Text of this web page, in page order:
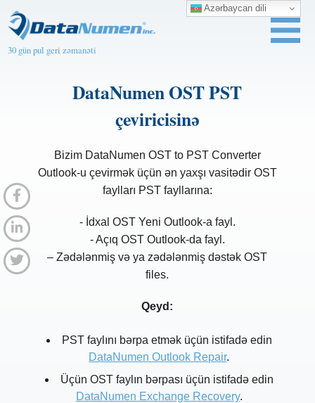
30 gün pul geri zəmanəti
DataNumen OST PST
çeviricisinə
Bizim DataNumen OST to PST Converter
Outlook-u çevirmək üçün ən yaxşı vasitədir OST
faylları PST fayllarına:
- İdxal OST Yeni Outlook-a fayl.
- Açıq OST Outlook-da fayl.
– Zədələnmiş və ya zədələnmiş dəstək OST
files.
Qeyd:
PST faylını bərpa etmək üçün istifadə edin
DataNumen Outlook Repair.
Üçün OST faylın bərpası üçün istifadə edin
DataNumen Exchange Recovery.
Azərbaycan dili